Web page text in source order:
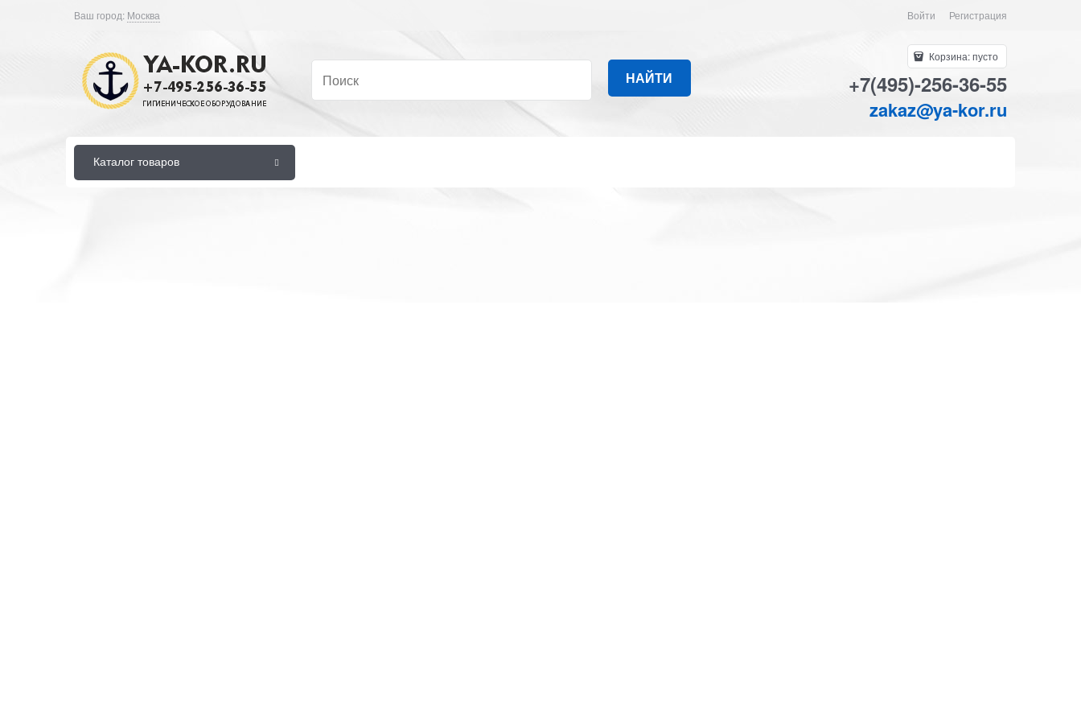
Ваш город: Москва Войти Регистрация
НАЙТИ
Корзина:пусто
+7(495)-256-36-55
zakaz@ya-kor.ru
Каталог товаров